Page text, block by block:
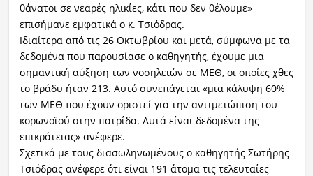
θάνατοι σε νεαρές ηλικίες, κάτι που δεν θέλουμε»
επισήμανε εμφατικά ο κ. Τσιόδρας.
Ιδιαίτερα από τις 26 Οκτωβρίου και μετά, σύμφωνα με τα
δεδομένα που παρουσίασε ο καθηγητής, έχουμε μια
σημαντική αύξηση των νοσηλειών σε ΜΕΘ, οι οποίες χθες
το βράδυ ήταν 213. Αυτό συνεπάγεται «μια κάλυψη 60%
των ΜΕΘ που έχουν οριστεί για την αντιμετώπιση του
κορωνοϊού στην πατρίδα. Αυτά είναι δεδομένα της
επικράτειας» ανέφερε.
Σχετικά με τους διασωληνωμένους ο καθηγητής Σωτήρης
Τσιόδρας ανέφερε ότι είναι 191 άτομα τις τελευταίες